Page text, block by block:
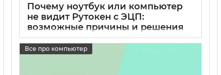
Почему ноутбук или компьютер
не видит Рутокен с ЭЦП:
возможные причины и решения
Все про компьютер